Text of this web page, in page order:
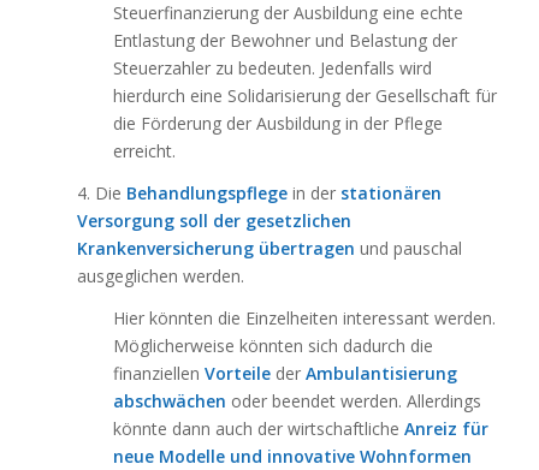
Steuerfinanzierung der Ausbildung eine echte
Entlastung der Bewohner und Belastung der
Steuerzahler zu bedeuten. Jedenfalls wird
hierdurch eine Solidarisierung der Gesellschaft für
die Förderung der Ausbildung in der Pflege
erreicht.
4. Die Behandlungspflegein der stationären
Versorgung soll der gesetzlichen
Krankenversicherung übertragen und pauschal
ausgeglichen werden.
Hier könnten die Einzelheiten interessant werden.
Möglicherweise könnten sich dadurch die
finanziellen Vorteileder Ambulantisierung
abschwächen oder beendet werden. Allerdings
könnte dann auch der wirtschaftliche Anreiz für
neue Modelle und innovative Wohnformen